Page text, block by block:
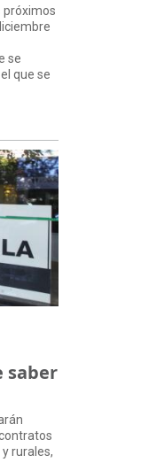
próximos
se
que se
saber
rurales,